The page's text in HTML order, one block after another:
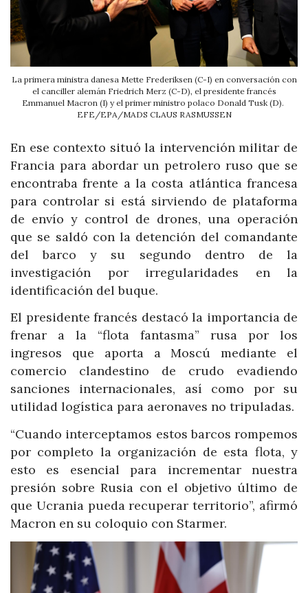
La primera ministra danesa Mette Frederiksen (C-I) en conversación con
el canciller alemán Friedrich Merz (C-D), el presidente francés
Emmanuel Macron (I) y el primer ministro polaco Donald Tusk (D).
EFE/EPA/MADS CLAUS RASMUSSEN
En ese contexto situó la intervención militar de
Francia para abordar un petrolero ruso que se
encontraba frente a la costa atlántica francesa
para controlar si está sirviendo de plataforma
de envío y control de drones, una operación
que se saldó con la detención del comandante
del barco y su segundo dentro de la
investigación por irregularidades en la
identificación del buque.
El presidente francés destacó la importancia de
frenar a la “flota fantasma” rusa por los
ingresos que aporta a Moscú mediante el
comercio clandestino de crudo evadiendo
sanciones internacionales, así como por su
utilidad logística para aeronaves no tripuladas.
“Cuando interceptamos estos barcos rompemos
por completo la organización de esta flota, y
esto es esencial para incrementar nuestra
presión sobre Rusia con el objetivo último de
que Ucrania pueda recuperar territorio”, afirmó
Macron en su coloquio con Starmer.